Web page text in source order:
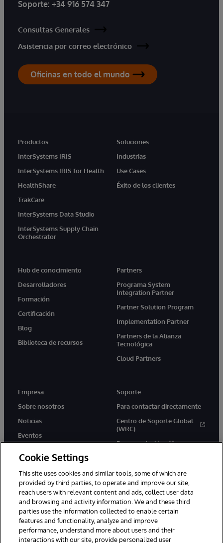
Soporte: +34 916 574 347
Consultas Generales
Asistencia por correo electrónico
Oficinas en todo el mundo
Productos
InterSystems IRIS
InterSystems IRIS for Health
HealthShare
TrakCare
InterSystems Data Studio
InterSystems Supply Chain
Orchestrator
Soluciones
Industrias
Use Cases
Éxito de los clientes
Hub de conocimiento
Desarrolladores
Formación
Certificación
Blog
Biblioteca de recursos
Partners
Programa System
Integration Partner
Partner Solution Program
Implementation Partner
Partners de la Alianza
Tecnológica
Cloud Partners
Empresa
Sobre nosotros
Noticias
Eventos
Soporte
Para contactar directamente
Centro de Soporte Global
(WRC)
Documentación
1996-2026 InterSystems Corporation, Boston, MA. Todos los
derechos reservados.
Cookie Settings
This site uses cookies and similar tools, some of which are
provided by third parties, to operate and improve our site,
reach users with relevant content and ads, collect user data
and browsing and activity information. We and these third
parties use the information collected to enable certain
features and functionality, analyze and improve
performance, understand more about users and their
interactions with our site, provide personalized user